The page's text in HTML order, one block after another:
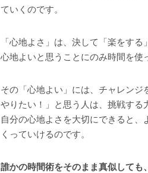
ていくのです。
「心地よさ」は、決して「楽をす
心地よいと思うことにのみ時間を使
その「心地よい」には、チャレン
やりたい！」と思う人は、挑戦する
自分の心地よさを大切にできると
くっていけるのです。
誰かの時間術をそのまま真似しても